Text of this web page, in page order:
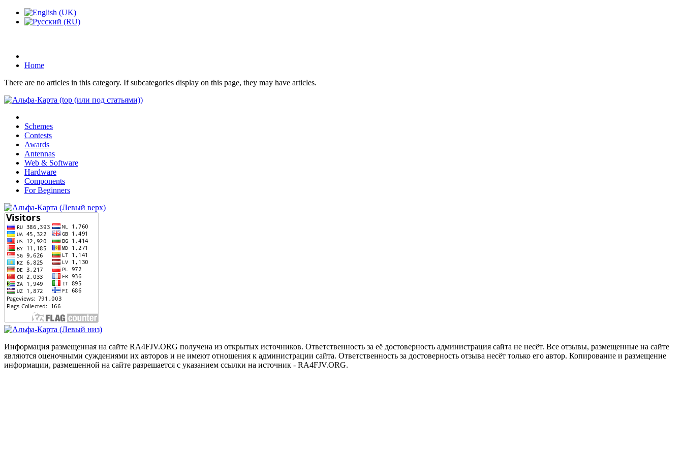
Home
There are no articles in this category. If subcategories display on this page, they may have articles.
Schemes
Contests
Awards
Antennas
Web & Software
Hardware
Components
For Beginners
Информация размещенная на сайте RA4FJV.ORG получена из открытых источников. Ответственность за её достоверность администрация сайта не несёт. Все отзывы, размещенные на сайте
являются оценочными суждениями их авторов и не имеют отношения к администрации сайта. Ответственность за достоверность отзыва несёт только его автор. Копирование и размещение
информации, размещенной на сайте разрешается с указанием ссылки на источник - RA4FJV.ORG.